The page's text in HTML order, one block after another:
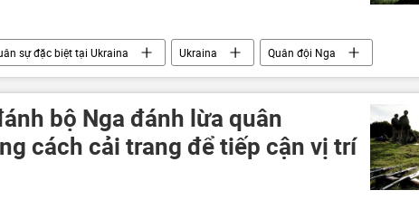
sự đặc biệt tại Ukraina Ukraina
Quân đội Nga
Thế giới quân đội Quân sự
xung đột quân sự
Bộ Quốc phòng Nga
bộ Nga đánh lừa quân
cách cải trang để tiếp cận vị trí